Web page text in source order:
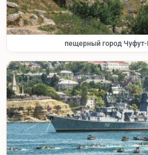
пещерный город